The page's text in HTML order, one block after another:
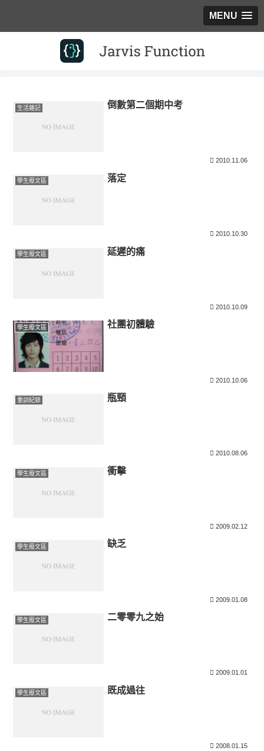
MENU
生活雜記 倒數第二個期中考
2010.11.06
學生廢文區 落定
2010.10.30
學生廢文區 延遲的痛
2010.10.09
學生廢文區 社團初體驗
2010.10.06
重訓紀錄 瓶頸
2010.08.06
學生廢文區 衝擊
2009.02.12
學生廢文區 缺乏
2009.01.08
學生廢文區 二零零九之始
2009.01.01
學生廢文區 既成過往
2008.01.15